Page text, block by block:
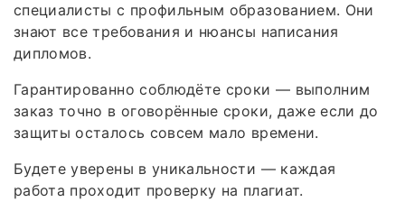
специалисты с профильным образованием. Они
знают все требования и нюансы написания
дипломов.
Гарантированно соблюдёте сроки — выполним
заказ точно в оговорённые сроки, даже если до
защиты осталось совсем мало времени.
Будете уверены в уникальности — каждая
работа проходит проверку на плагиат.